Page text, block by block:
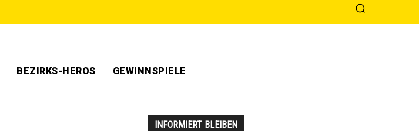
BEZIRKS-HEROS GEWINNSPIELE
INFORMIERT BLEIBEN